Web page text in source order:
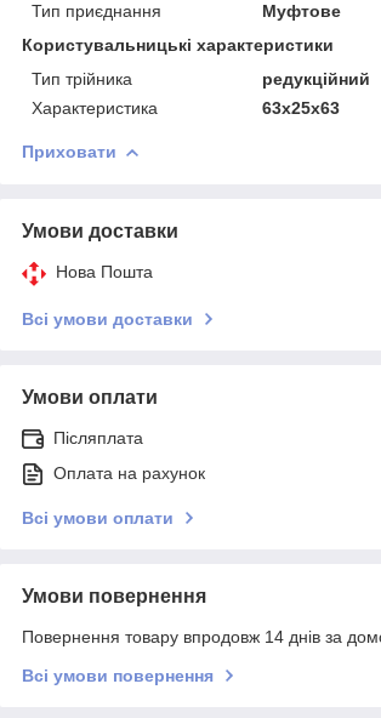
Тип приєднання
Муфтове
Користувальницькі характеристики
Тип трійника
редукційний
Характеристика
63х25х63
Приховати
Умови доставки
Нова Пошта
Всі умови доставки
Умови оплати
Післяплата
Оплата на рахунок
Всі умови оплати
Умови повернення
Повернення товару впродовж 14 днів за
Всі умови повернення